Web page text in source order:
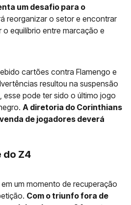
um desafio para o
reorganizar o setor e encontrar
equilíbrio entre marcação e
cartões contra Flamengo e
resultou na suspensão
pode ter sido o último jogo
A diretoria do Corinthians
de jogadores deverá
do Z4
um momento de recuperação
Com o triunfo fora de